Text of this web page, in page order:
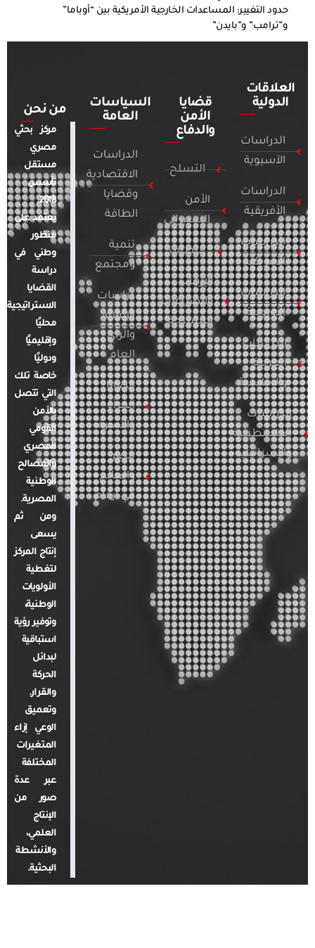
حدود التغيير: المساعدات الخارجية الأمريكية بين “أوباما”
و”ترامب” و”بايدن”
العلاقات
الدولية
الدراسات
الآسيوية
الدراسات
الأفريقية
الدراسات
الأمريكية
الدراسات
الأوروبية
الدراسات
العربية
والإقليمية
الدراسات
الفلسطينية
والإسرائيلية
قضايا
الأمن
والدفاع
التسلح
الأمن
السيبراني
التطرف
الإرهاب
والصراعات
المسلحة
السياسات
العامة
الدراسات
الاقتصادية
وقضايا
الطاقة
تنمية
ومجتمع
دراسات
الإعلام
والرأي
العام
قضايا
المرأة
والأسرة
مصر
والعالم
في أرقام
من نحن
مركز بحثي
مصري
مستقل
تأسس
2018.
يعتمد على
منظور
وطني في
دراسة
القضايا
الاستراتيجية
محليًا
وإقليميًا
ودوليًا
خاصة تلك
التي تتصل
بالأمن
القومي
المصري
والمصالح
الوطنية
المصرية.
ومن ثم
يسعى
إنتاج المركز
لتغطية
الأولويات
الوطنية،
وتوفير رؤية
استباقية
لبدائل
الحركة
والقرار.
وتعميق
الوعي إزاء
المتغيرات
المختلفة
عبر عدة
صور من
الإنتاج
العلمي،
والأنشطة
البحثية.